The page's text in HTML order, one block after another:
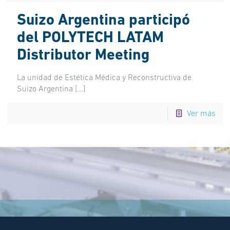
Suizo Argentina participó
del POLYTECH LATAM
Distributor Meeting
La unidad de Estética Médica y Reconstructiva de
Suizo Argentina […]
Ver más